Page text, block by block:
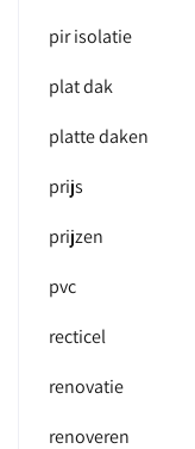
pir isolatie
plat dak
platte daken
prijs
prijzen
pvc
recticel
renovatie
renoveren